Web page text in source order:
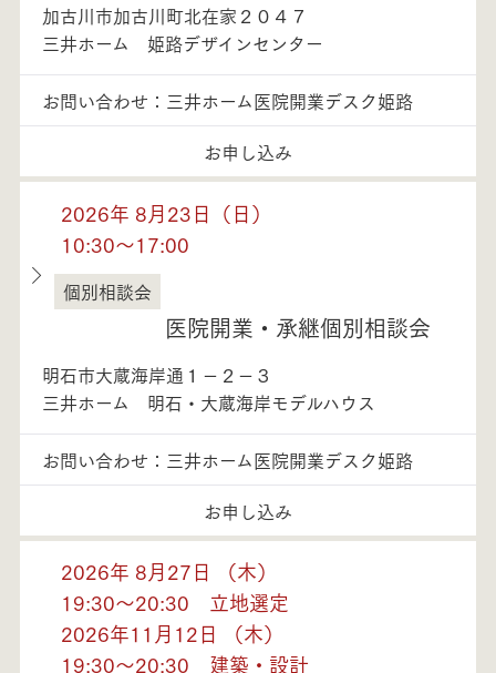
加古川市加古川町北在家２０４７
三井ホーム 姫路デザインセンター
お問い合わせ：三井ホーム医院開業デスク姫路
お申し込み
2026年 8月23日（日）
10:30～17:00
兵庫県
個別相談会
医院開業・承継個別相談会
明石市大蔵海岸通１－２－３
三井ホーム 明石・大蔵海岸モデルハウス
お問い合わせ：三井ホーム医院開業デスク姫路
お申し込み
2026年 8月27日 （木）
19:30～20:30 立地選定
2026年11月12日 （木）
19:30～20:30 建築・設計